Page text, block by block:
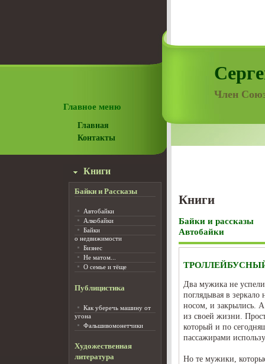
Главное меню
Главная
Контакты
Книги
Байки и Рассказы
Автобайки
Алкобайки
Байки
о недвижимости
Бизнес
Не матом...
О семье и тёще
Публицистика
Как уберечь машину от
угона
Фальшивомонетчики
Художественная
литература
Член
Книги
Байки и рассказы
Автобайки
Два мужика не
поглядывая в
носом, и закрылись.
из своей жизни.
который и по
пассажирами
Но те мужики,